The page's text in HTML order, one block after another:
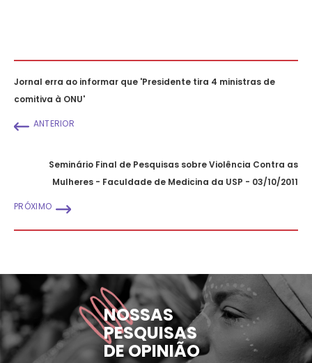
Jornal erra ao informar que 'Presidente tira 4 ministras de
comitiva à ONU'
ANTERIOR
Seminário Final de Pesquisas sobre Violência Contra as
Mulheres - Faculdade de Medicina da USP - 03/10/2011
PRÓXIMO
NOSSAS
PESQUISAS
DE OPINIÃO